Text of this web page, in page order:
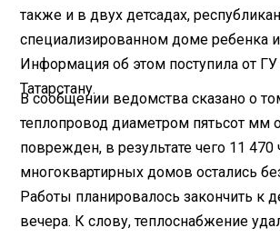
также и в двух детсадах,
специализированном доме ребенка
Информация об этом поступила от
Татарстану.
В сообщении ведомства сказано о
теплопровод диаметром пятьсот мм
поврежден, в результате чего 11 470
многоквартирных домов остались
Работы планировалось закончить к
вечера. К слову, теплоснабжение